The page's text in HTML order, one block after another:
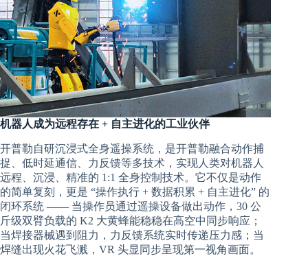
机器人成为远程存在 + 自主进化的工业伙伴
开普勒自研沉浸式全身遥操系统，是开普勒融合动作捕
捉、低时延通信、力反馈等多技术，实现人类对机器人
远程、沉浸、精准的 1:1 全身控制技术。它不仅是动作
的简单复刻，更是 “操作执行 + 数据积累 + 自主进化” 的
闭环系统 —— 当操作员通过遥操设备做出动作，30 公
斤级双臂负载的 K2 大黄蜂能稳稳在高空中同步响应；
当焊接器械遇到阻力，力反馈系统实时传递压力感；当
焊缝出现火花飞溅，VR 头显同步呈现第一视角画面。